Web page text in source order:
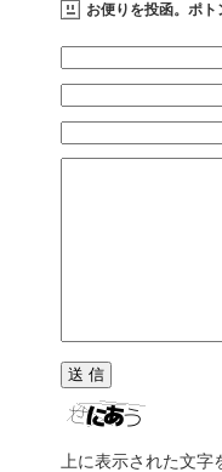
お便りを投函。ポト
上に表示された文